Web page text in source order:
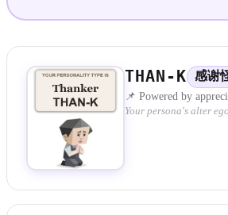
THAN-K 感谢
📌 Powered by
Your persona's alter